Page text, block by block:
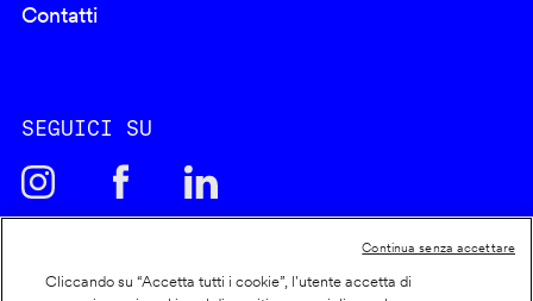
Contatti
SEGUICI SU
Cliccando su “Accetta tutti i cookie”, l'utente accetta di
Continua senza accettare